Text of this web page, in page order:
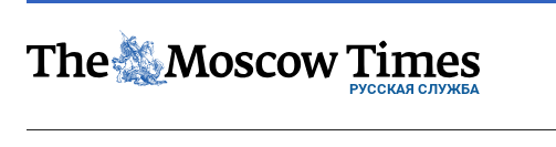
РУССКАЯ СЛУЖБА